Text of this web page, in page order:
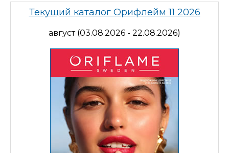
Текущий каталог Орифлейм 11 2026
август (03.08.2026 - 22.08.2026)